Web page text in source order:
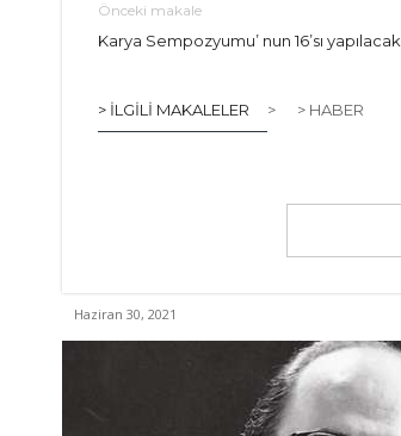
Önceki makale
Karya Sempozyumu’ nun 16’sı yapılacak
> İLGILI MAKALELER > > HABER
Haziran 30, 2021